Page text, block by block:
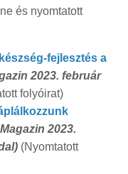
és nyomtatott
fejlesztés a
2023. február
folyóirat)
2023.
(Nyomtatott